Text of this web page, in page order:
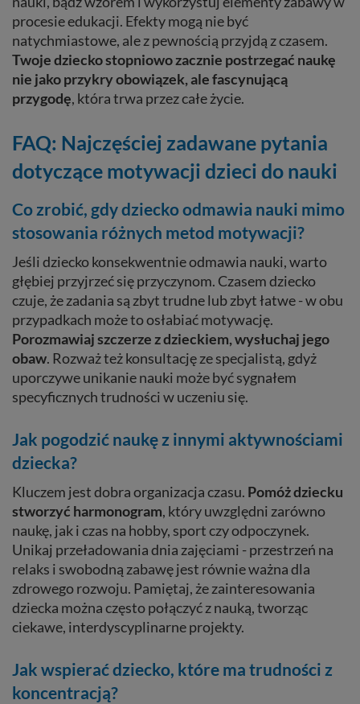
procesie edukacji. Efekty mogą nie być
natychmiastowe, ale z pewnością przyjdą z czasem.
Twoje dziecko stopniowo zacznie postrzegać naukę
nie jako przykry obowiązek, ale fascynującą
przygodę, która trwa przez całe życie.
FAQ: Najczęściej zadawane pytania
dotyczące motywacji dzieci do nauki
Co zrobić, gdy dziecko odmawia nauki mimo
stosowania różnych metod motywacji?
Jeśli dziecko konsekwentnie odmawia nauki, warto
głębiej przyjrzeć się przyczynom. Czasem dziecko
czuje, że zadania są zbyt trudne lub zbyt łatwe - w obu
przypadkach może to osłabiać motywację.
Porozmawiaj szczerze z dzieckiem, wysłuchaj jego
obaw. Rozważ też konsultację ze specjalistą, gdyż
uporczywe unikanie nauki może być sygnałem
specyficznych trudności w uczeniu się.
Jak pogodzić naukę z innymi aktywnościami
dziecka?
Kluczem jest dobra organizacja czasu. Pomóż dziecku
stworzyć harmonogram, który uwzględni zarówno
naukę, jak i czas na hobby, sport czy odpoczynek.
Unikaj przeładowania dnia zajęciami - przestrzeń na
relaks i swobodną zabawę jest równie ważna dla
zdrowego rozwoju. Pamiętaj, że zainteresowania
dziecka można często połączyć z nauką, tworząc
ciekawe, interdyscyplinarne projekty.
Jak wspierać dziecko, które ma trudności z
koncentracją?